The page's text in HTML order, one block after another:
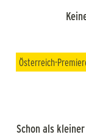
Österreich-
Schon als